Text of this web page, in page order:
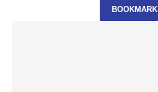
BOOKMARK